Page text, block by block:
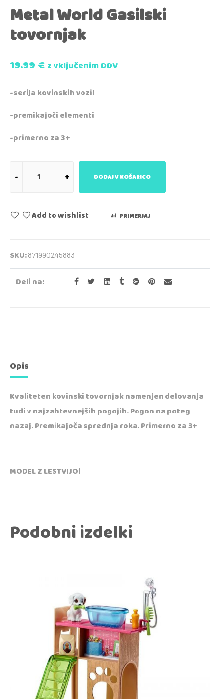
Metal World Gasilski
tovornjak
19.99€z vključenim DDV
-serija kovinskih vozil
-premikajoči elementi
-primerno za 3+
DODAJ V KOŠARICO
Add to wishlist PRIMERJAJ
SKU: 871990245883
Deli na:
Opis
Kvaliteten kovinski tovornjak namenjen delovanja
tudi v najzahtevnejših pogojih. Pogon na poteg
nazaj. Premikajoča sprednja roka. Primerno za 3+
MODEL Z LESTVIJO!
Podobni izdelki